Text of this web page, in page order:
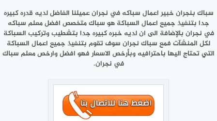
سباك بنجران خبير اعمال سباكه في نجران عميلنا الفاضل لديه قدره كبيره
جدا بتنفيذ جميع اعمال السباكة هو سباك متخصص افضل معلم سباكه
في نجران بالإضافة الى ان لديه خبره كبيره جدا بتشطيب وتركيب السباكة
لكل المنشآت فمع سباك نجران سوف تقوم بتنفيذ جميع اعمال السباكة
التي تحتاج اليها باحترافيه وبأرخص الاسعار فهو افضل وارخص معلم سباك
في نجران.